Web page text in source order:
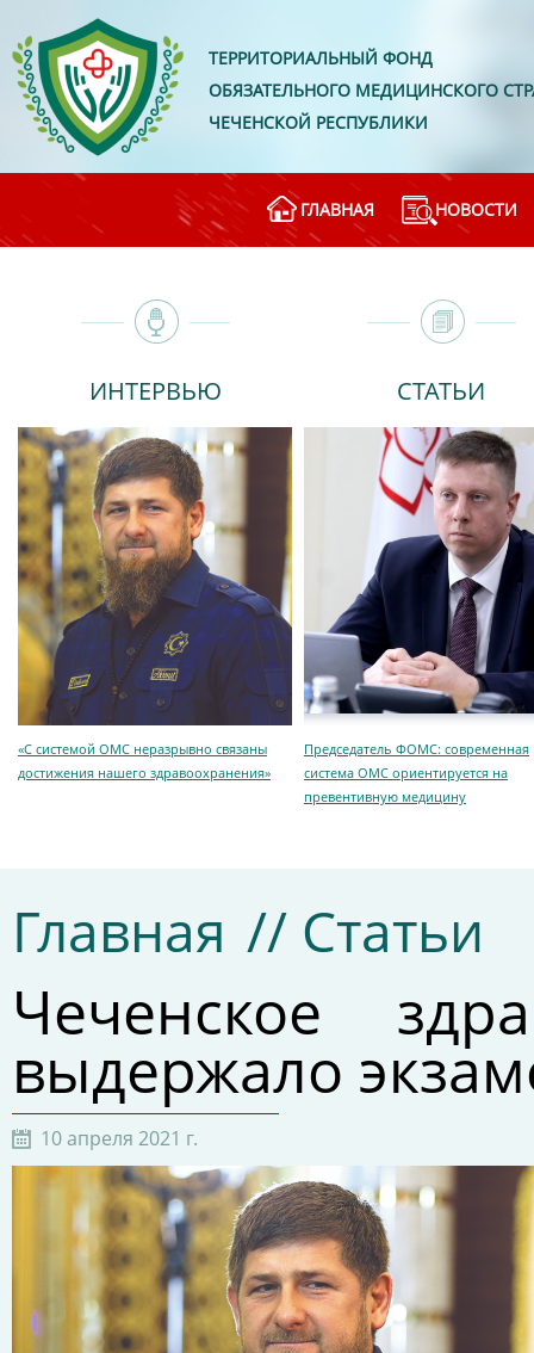
ТЕРРИТОРИАЛЬНЫЙ ФОНД
ОБЯЗАТЕЛЬНОГО МЕДИЦИНСКОГО
ЧЕЧЕНСКОЙ РЕСПУБЛИКИ
ГЛАВНАЯ НОВОСТИ
ИНТЕРВЬЮ СТАТЬИ
«С системой ОМС неразрывно связаны
достижения нашего здравоохранения»
Председатель ФОМС: современная
система ОМС ориентируется на
превентивную медицину
Главная // Статьи
Чеченское
выдержало
10 апреля 2021 г.